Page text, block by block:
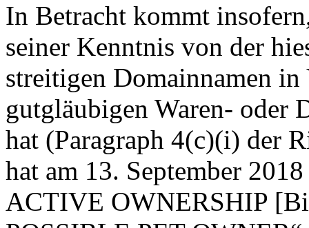
In Betracht kommt
seiner Kenntnis von der
streitigen Domainnamen
gutgläubigen Waren- oder
hat (Paragraph 4(c)(i) der
hat am 13. September
ACTIVE OWNERSHIP